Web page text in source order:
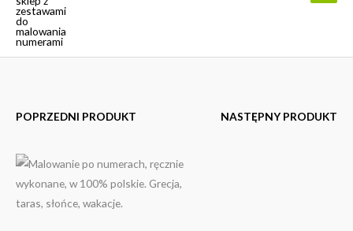
POPRZEDNI PRODUKT NASTĘPNY PRODUKT
ilość
Taras
w